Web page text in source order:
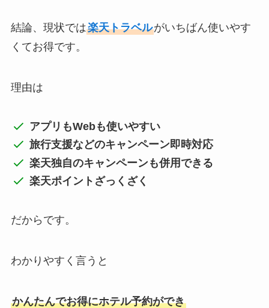
結論、現状では楽天トラベルがいちばん使いやす
くてお得です。
理由は
アプリもWebも使いやすい
旅行支援などのキャンペーン即時対応
楽天独自のキャンペーンも併用できる
楽天ポイントざっくざく
だからです。
わかりやすく言うと
かんたんでお得にホテル予約ができ